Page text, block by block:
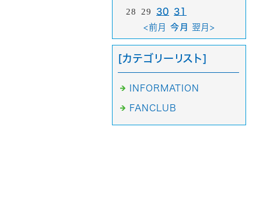
28
29 30 31
<前月
今月 翌月>
[カテゴリーリスト]
INFORMATION
FANCLUB